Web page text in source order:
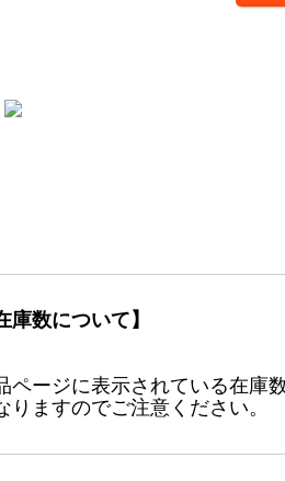
庫数について】
ページに表示されている在庫
りますのでご注意ください。